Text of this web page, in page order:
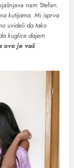
nam Stefan.
kutijama. Mi isprva
uvideli da tako
kuglice dajem
ovo je vaš